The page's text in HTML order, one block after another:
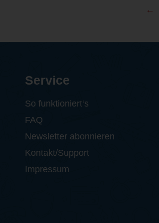
Service
So funktioniert‘s
FAQ
Newsletter abonnieren
Kontakt/Support
Impressum